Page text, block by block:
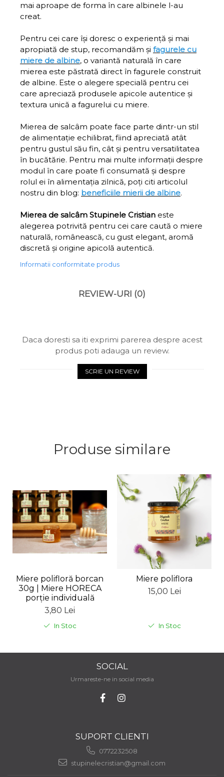
mai aproape de forma în care albinele l-au
creat.
Pentru cei care își doresc o experiență și mai
apropiată de stup, recomandăm și fagurele cu
miere de albine, o variantă naturală în care
mierea este păstrată direct în fagurele construit
de albine. Este o alegere specială pentru cei
care apreciază produsele apicole autentice și
textura unică a fagurelui cu miere.
Mierea de salcâm poate face parte dintr-un stil
de alimentație echilibrat, fiind apreciată atât
pentru gustul său fin, cât și pentru versatilitatea
în bucătărie. Pentru mai multe informații despre
modul în care poate fi consumată și despre
rolul ei în alimentația zilnică, poți citi articolul
nostru din blog: beneficiile mierii de albine.
Mierea de salcâm Stupinele Cristian este
alegerea potrivită pentru cei care caută o miere
naturală, românească, cu gust elegant, aromă
discretă și origine apicolă autentică.
Informatii conformitate produs
REVIEW-URI (0)
Daca doresti sa iti exprimi parerea despre acest
produs poti adauga un review.
SCRIE UN REVIEW
Produse similare
Miere polifloră borcan
30g | Miere HORECA
porție individuală
3,80 Lei
In Stoc
Miere poliflora
15,00 Lei
In Stoc
SOCIAL
Urmareste-ne in social media
SUPORT CLIENTI
0772232508
stupinelecristian@gmail.com